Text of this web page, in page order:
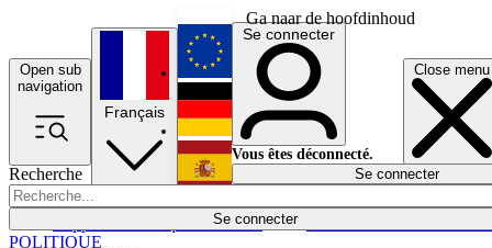
Ga naar de hoofdinhoud
Open sub
navigation
Close menu
Recherche
Se connecter
Économie
Français
English
Deutsch
Español
Se connecter
Vous êtes déconnecté.
Se connecter
POLITIQUE